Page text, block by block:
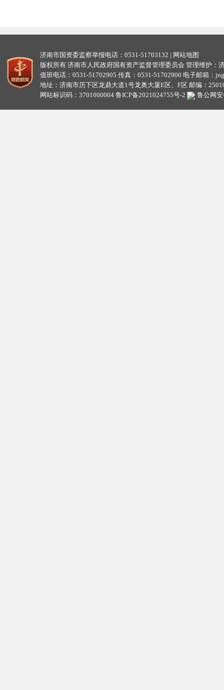
济南市国资委监察举报电话：0531-51703132 | 网站地图
版权所有 济南市人民政府国有资产监督管理委员会 管理维护：
值班电话：0531-51702905 传真：0531-51702900 电子邮箱：
地址：济南市历下区龙鼎大道1号龙奥大厦E区、F区 邮编：
网站标识码：3701000004 鲁ICP备2021024755号-2 鲁公网